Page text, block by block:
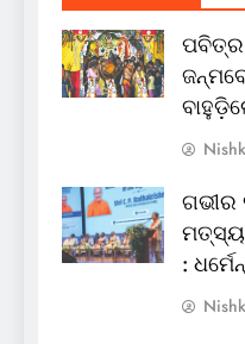
ପବିତ୍ର
ଗଭୀର
: